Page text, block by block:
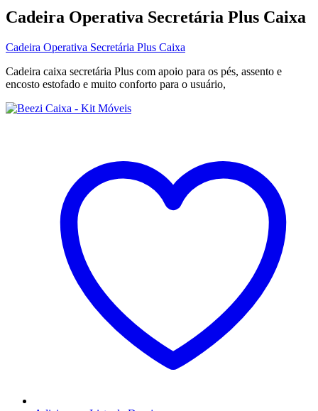
Cadeira Operativa Secretária Plus Caixa
Cadeira Operativa Secretária Plus Caixa
Cadeira caixa secretária Plus com apoio para os pés, assento e
encosto estofado e muito conforto para o usuário,